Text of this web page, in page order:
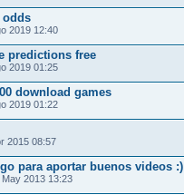
odds
2019 12:40
predictions free
2019 01:25
download games
2019 01:22
2015 08:57
para aportar buenos videos :)
May 2013 13:23